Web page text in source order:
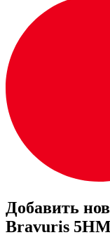
Добавить
Bravuris 5HM